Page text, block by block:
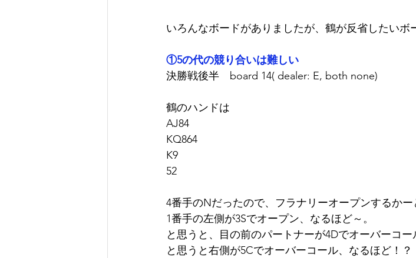
いろんなボードがありましたが、鶴が反省したいボ
①5の代の競り合いは難しい
決勝戦後半　board 14( dealer: E, both none)
鶴のハンドは
AJ84
KQ864
K9
52
4番手のNだったので、フラナリーオープンするかー
1番手の左側が3Sでオープン、なるほど～。
と思うと、目の前のパートナーが4Dでオーバーコー
と思うと右側が5Cでオーバーコール、なるほど！？